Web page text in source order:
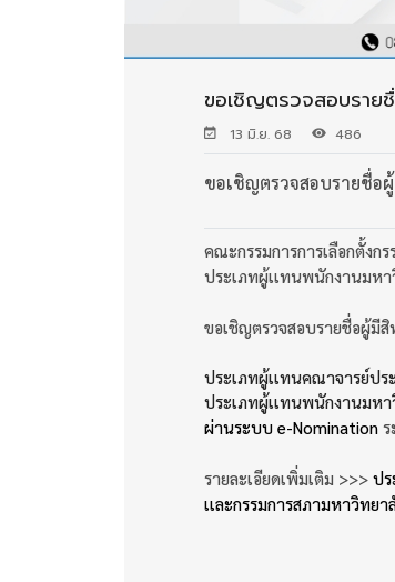
ขอเชิญตรวจสอบราย
13 มิ.ย. 68 486
ขอเชิญตรวจสอบรายชื่อ
คณะกรรมการการเลือกตั้งก
ประเภทผู้เเทนพนักงานมห
ขอเชิญตรวจสอบรายชื่อผู้มีสิ
ประเภทผู้เเทนคณาจารย์ปร
ประเภทผู้เเทนพนักงานมห
ผ่านระบบ e-Nomination
รายละเอียดเพิ่มเติม >>> ปร
เเละกรรมการสภามหาวิทย